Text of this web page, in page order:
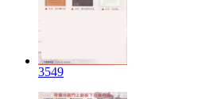
3549